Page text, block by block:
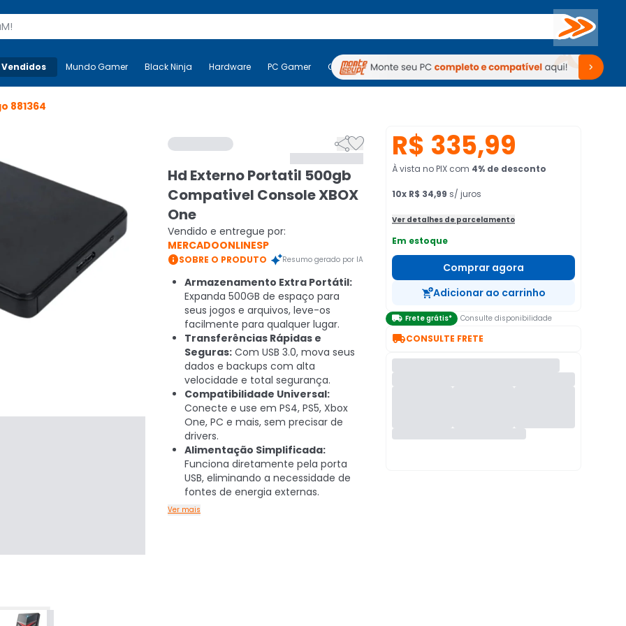
Buscar
Mais-v- Mundo Gamer Black Ninja Hardware PC Gamer Computadores Periféricos TV Venda no KaBuM!
Mundo Gamer Black Ninja Hardware PC Gamer Computadores Periféricos TV Venda no KaBuM!
881364

Hd Externo Portatil 500gb
Compativel Console XBOX
One
Vendido e entregue por:
MERCADOONLINESP
SOBRE O PRODUTO Resumo gerado por IA
Armazenamento Extra Portátil:
Expanda 500GB de espaço para
seus jogos e arquivos, leve-os
facilmente para qualquer lugar.
Transferências Rápidas e
Seguras: Com USB 3.0, mova seus
dados e backups com alta
velocidade e total segurança.
Compatibilidade Universal:
Conecte e use em PS4, PS5, Xbox
One, PC e mais, sem precisar de
drivers.
Alimentação Simplificada:
Funciona diretamente pela porta
USB, eliminando a necessidade de
fontes de energia externas.
Ver mais
R$ 335,99
À vista no PIX com 4% de desconto
10x R$ 34,99 s/ juros
Ver detalhes de parcelamento
Em estoque
Comprar agora
Adicionar ao carrinho
 Frete grátis* Consulte disponibilidade
CONSULTE FRETE